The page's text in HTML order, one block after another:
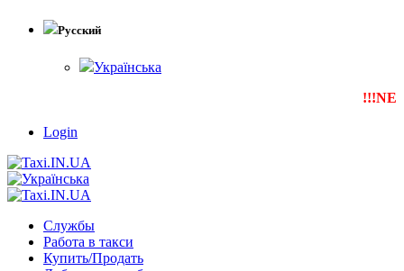
Русский
Українська
!!!NEW
Login
Службы
Работа в такси
Купить/Продать